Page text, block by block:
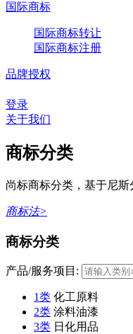
国际商标
国际商标转让
国际商标注册
品牌授权
登录
关于我们
商标分类
尚标商标分类，基于尼斯
商标法>
商标分类
产品/服务项目:
1类 化工原料
2类 涂料油漆
3类 日化用品